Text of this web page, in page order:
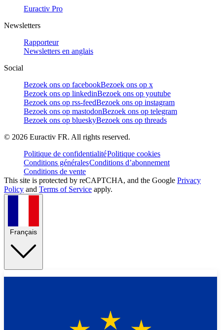
Euractiv Pro
Newsletters
Rapporteur
Newsletters en anglais
Social
Bezoek ons op facebookBezoek ons op x
Bezoek ons op linkedinBezoek ons op youtube
Bezoek ons op rss-feedBezoek ons op instagram
Bezoek ons op mastodonBezoek ons op telegram
Bezoek ons op blueskyBezoek ons op threads
© 2026 Euractiv FR. All rights reserved.
Politique de confidentialitéPolitique cookies
Conditions généralesConditions d’abonnement
Conditions de vente
This site is protected by reCAPTCHA, and the Google Privacy
Policy and Terms of Service apply.
Français